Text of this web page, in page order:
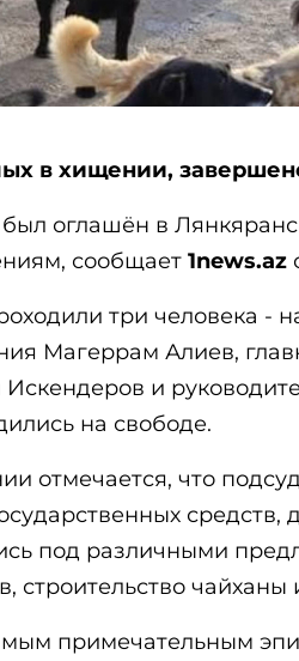
в хищении,
оглашён в
сообщает 1news.az
три человека -
Магеррам Алиев,
Искендеров и
на свободе.
отмечается, что
под различными
строительство чайханы
примечательным